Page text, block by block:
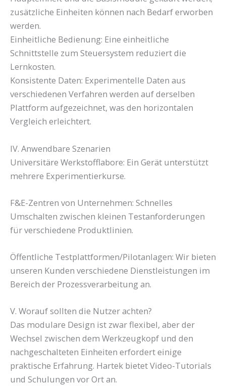
zusätzliche Einheiten können nach Bedarf erworben
werden.
Einheitliche Bedienung: Eine einheitliche
Schnittstelle zum Steuersystem reduziert die
Lernkosten.
Konsistente Daten: Experimentelle Daten aus
verschiedenen Verfahren werden auf derselben
Plattform aufgezeichnet, was den horizontalen
Vergleich erleichtert.
IV. Anwendbare Szenarien
Universitäre Werkstofflabore: Ein Gerät unterstützt
mehrere Experimentierkurse.
F&E-Zentren von Unternehmen: Schnelles
Umschalten zwischen kleinen Testanforderungen
für verschiedene Produktlinien.
Öffentliche Testplattformen/Pilotanlagen: Wir bieten
unseren Kunden verschiedene Dienstleistungen im
Bereich der Prozessverarbeitung an.
V. Worauf sollten die Nutzer achten?
Das modulare Design ist zwar flexibel, aber der
Wechsel zwischen dem Werkzeugkopf und den
nachgeschalteten Einheiten erfordert einige
praktische Erfahrung. Hartek bietet Video-Tutorials
und Schulungen vor Ort an.